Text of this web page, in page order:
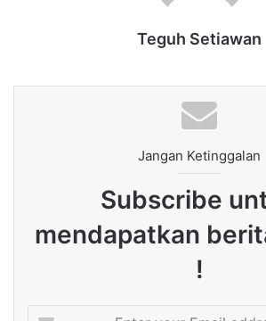
Teguh Setiawan
Jangan Ketinggalan
Subscribe
mendapatkan
!